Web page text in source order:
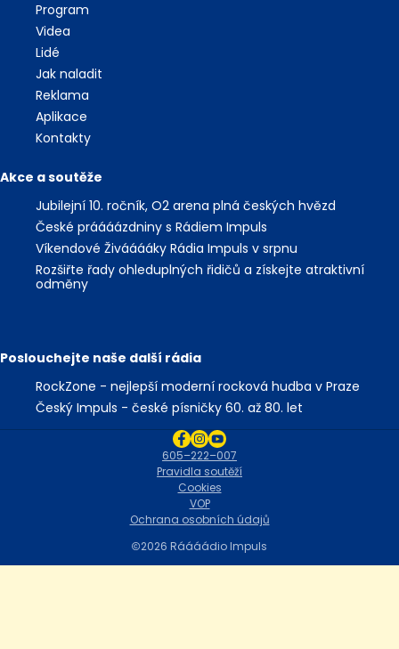
Program
Videa
Lidé
Jak naladit
Reklama
Aplikace
Kontakty
Akce a soutěže
Jubilejní 10. ročník, O2 arena plná českých hvězd
České práááázdniny s Rádiem Impuls
Víkendové Živááááky Rádia Impuls v srpnu
Rozšiřte řady ohleduplných řidičů a získejte atraktivní
odměny
Poslouchejte naše další rádia
RockZone - nejlepší moderní rocková hudba v Praze
Český Impuls - české písničky 60. až 80. let
2026 Ráááádio Impuls
Ochrana osobních údajů
VOP
Cookies
Pravidla soutěží
605–222–007